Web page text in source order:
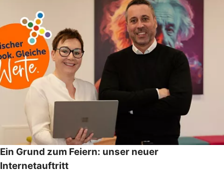
Ein Grund zum Feiern: unser neuer
Internetauftritt